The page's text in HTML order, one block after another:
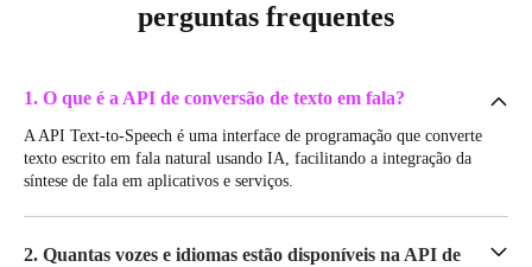
perguntas frequentes
1. O que é a API de conversão de texto em fala?
A API Text-to-Speech é uma interface de programação que converte
texto escrito em fala natural usando IA, facilitando a integração da
síntese de fala em aplicativos e serviços.
2. Quantas vozes e idiomas estão disponíveis na API de